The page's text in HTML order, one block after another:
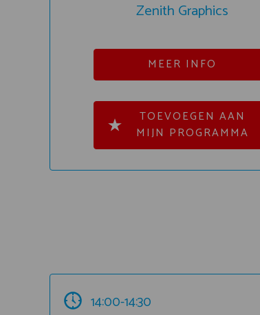
Zenith Graphics
MEER INFO
TOEVOEGEN AAN
MIJN PROGRAMMA
14:00-14:30